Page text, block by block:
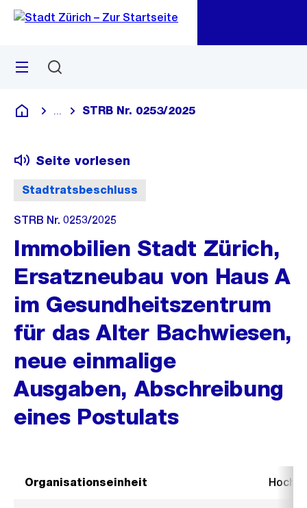
Navigation
Sprunglink
Menü
Deutsch
Blende alle Breadcrumbs ein
STRB Nr. 0253/2025
Stadtratsbeschluss
Seite vorlesen
STRB Nr. 0253/2025
Immobilien Stadt Zürich,
Ersatzneubau von Haus A
im Gesundheitszentrum
für das Alter Bachwiesen,
neue einmalige
Ausgaben, Abschreibung
eines Postulats
Organisationseinheit